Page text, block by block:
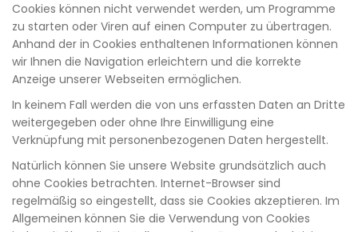
Cookies können nicht verwendet werden, um Programme
zu starten oder Viren auf einen Computer zu übertragen.
Anhand der in Cookies enthaltenen Informationen können
wir Ihnen die Navigation erleichtern und die korrekte
Anzeige unserer Webseiten ermöglichen.
In keinem Fall werden die von uns erfassten Daten an Dritte
weitergegeben oder ohne Ihre Einwilligung eine
Verknüpfung mit personenbezogenen Daten hergestellt.
Natürlich können Sie unsere Website grundsätzlich auch
ohne Cookies betrachten. Internet-Browser sind
regelmäßig so eingestellt, dass sie Cookies akzeptieren. Im
Allgemeinen können Sie die Verwendung von Cookies